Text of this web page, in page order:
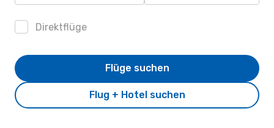
Direktflüge
Flug + Hotel suchen
Flüge suchen